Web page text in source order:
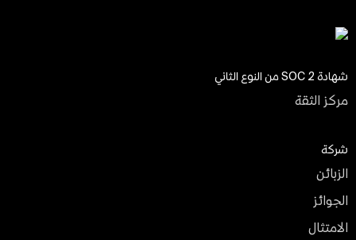
شهادة SOC 2 من النوع الثاني
مركز الثقة
شركة
الزبائن
الجوائز
الامتثال